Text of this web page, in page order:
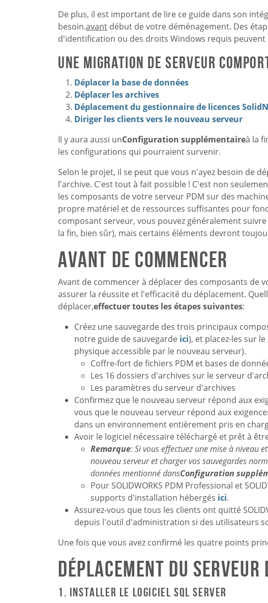
De plus, il est important de lire ce guide dans son
besoin.avant début de votre déménagement. Des
d'identification ou des droits Windows requis
Une migration de serveur
Déplacer la base de données
Déplacer les archives
Déplacement du gestionnaire de licences
Diriger les clients vers le nouveau serveur
Il y aura aussi unConfiguration supplémentaireà la
les configurations qui pourraient survenir.
Selon le projet, il se peut que vous n'ayez besoin de
l'archive. C'est tout à fait possible ! C'est non
les composants de votre serveur PDM sur des
propre matériel et de ressources suffisantes pour
composant serveur, vous pouvez généralement
la fin, bien sûr), mais certains éléments devront
Avant de commencer
Avant de commencer à déplacer des composants de
assurer la réussite et l'efficacité du déplacement.
déplacer,effectuer toutes les étapes suivantes:
Créez une sauvegarde des trois principaux
notre guide de sauvegarde ici), et placez-les sur
physique accessible par le nouveau serveur).
Coffre-fort de fichiers PDM et bases de
Les 16 dossiers d'archives sur le serveur
Les paramètres du serveur d'archives
Confirmez que le nouveau serveur répond aux
vous que le nouveau serveur répond aux
dans un environnement entièrement pris en
Avoir le logiciel nécessaire téléchargé et prêt à
Remarque: Si vous effectuez une mise à niveau
nouveau serveur et charger vos sauvegardes
données mentionné dansConfiguration
Pour SOLIDWORKS PDM Professional et
supports d'installation hébergés ici.
Assurez-vous que tous les clients ont quitté
depuis l'outil d'administration si des utilisateurs
Une fois que vous avez confirmé les quatre points
Déplacement du serveur
1. Installer le logiciel SQL Server